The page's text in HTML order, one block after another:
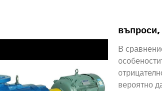
въпроси,
В
вероятно